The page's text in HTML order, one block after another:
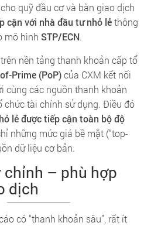
quỹ đầu cơ và bàn giao dịch
cận với nhà đầu tư nhỏ lẻthông
mô hình STP/ECN.
nền tảng thanh khoản cấp tổ
Prime (PoP)của CXM kết nối
cùng các nguồn thanh khoản
chức tài chính sử dụng. Điều đó
lẻ được tiếp cận toàn bộ độ
những mức giá bề mặt (“top-
dữ liệu cơ bản.
chỉnh – phù hợp
dịch
có “thanh khoản sâu”, rất ít